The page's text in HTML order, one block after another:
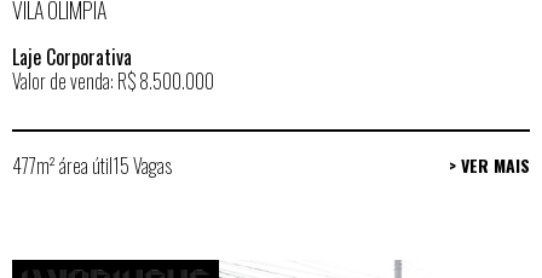
VILA OLÍMPIA
Laje Corporativa
Valor de venda: R$ 8.500.000
477m² área útil15 Vagas > VER MAIS